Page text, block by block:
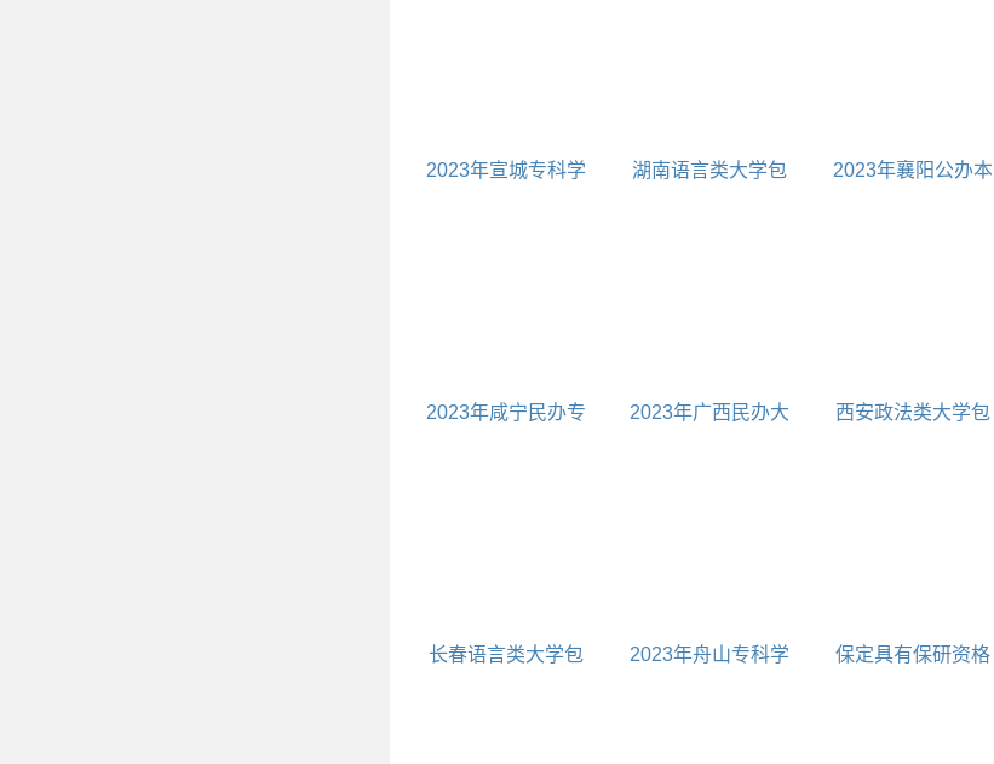
2023年宣城专科学
湖南语言类大学包
2023年襄阳公办本
2023年咸宁民办专
2023年广西民办大
西安政法类大学包
长春语言类大学包
2023年舟山专科学
保定具有保研资格